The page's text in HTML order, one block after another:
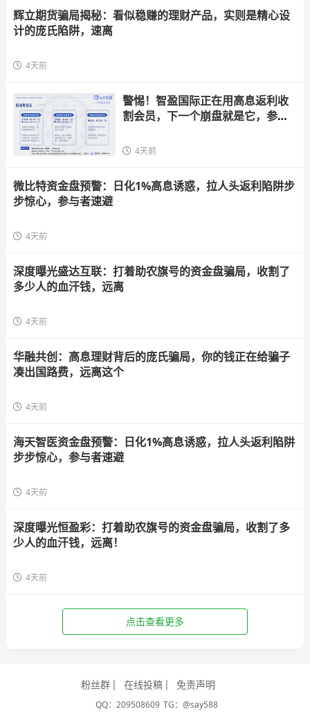
辉立期货骗局揭秘：看似稳赚的理财产品，实则是精心设
计的庞氏陷阱，速离
4天前
警惕！智盈国际正在用高息返利收
割会员，下一个崩盘就是它，参与
4天前
微比特资金盘预警：日化1%高息诱惑，拉人头返利陷阱步
步惊心，参与者速避
4天前
深度曝光盛达互联：打着助农旗号的资金盘骗局，收割了
多少人的血汗钱，远离
4天前
华融共创：高息理财背后的庞氏骗局，你的钱正在给骗子
凑出国路费，远离这个
4天前
海天智医资金盘预警：日化1%高息诱惑，拉人头返利陷阱
步步惊心，参与者速避
4天前
深度曝光恒盈彩：打着助农旗号的资金盘骗局，收割了多
少人的血汗钱，远离！
4天前
点击查看更多
粉丝群 在线投稿 免责声明
QQ：209508609 TG：@say588